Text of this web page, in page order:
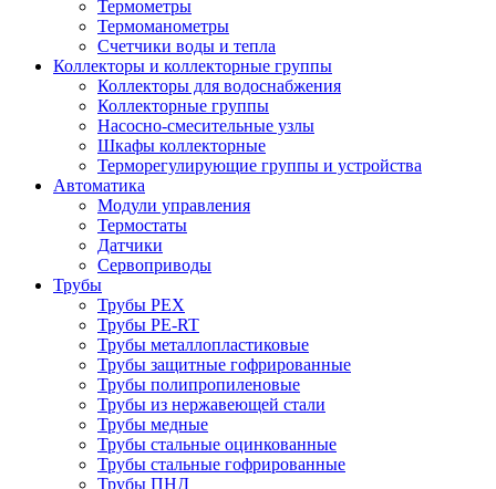
Термометры
Термоманометры
Счетчики воды и тепла
Коллекторы и коллекторные группы
Коллекторы для водоснабжения
Коллекторные группы
Насосно-смесительные узлы
Шкафы коллекторные
Терморегулирующие группы и устройства
Автоматика
Модули управления
Термостаты
Датчики
Сервоприводы
Трубы
Трубы PEX
Трубы PE-RT
Трубы металлопластиковые
Трубы защитные гофрированные
Трубы полипропиленовые
Трубы из нержавеющей стали
Трубы медные
Трубы стальные оцинкованные
Трубы стальные гофрированные
Трубы ПНД